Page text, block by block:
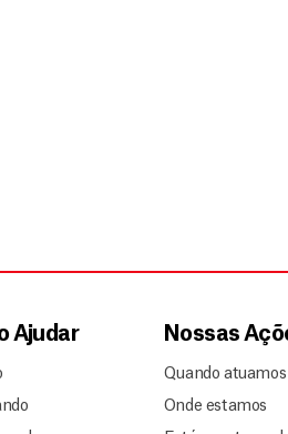
Ajudar Nossas
Quando atuamos
Onde estamos